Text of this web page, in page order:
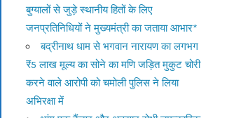
बुग्यालों से जुड़े स्थानीय हितों के लिए
जनप्रतिनिधियों ने मुख्यमंत्री का जताया आभार*
बद्रीनाथ धाम से भगवान नारायण का लगभग
₹5 लाख मूल्य का सोने का मणि जड़ित मुकुट चोरी
करने वाले आरोपी को चमोली पुलिस ने लिया
अभिरक्षा में